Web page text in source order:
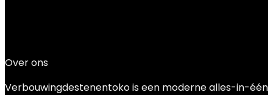
Over ons
Verbouwingdestenentoko is een moderne alles-in-één